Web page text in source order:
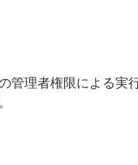
理者権限による実